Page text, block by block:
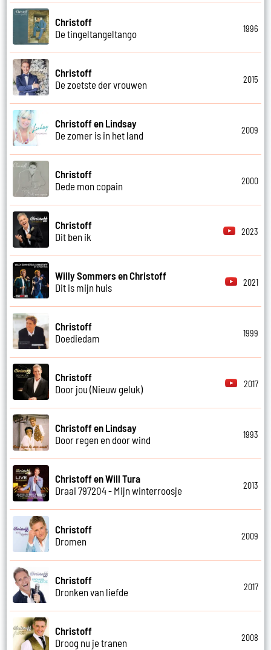
Christoff
De tingeltangeltango
1996
Christoff
De zoetste der vrouwen
2015
Christoff en Lindsay
De zomer is in het land
2009
Christoff
Dede mon copain
2000
Christoff
Dit ben ik
2023
Willy Sommers en Christoff
Dit is mijn huis
2021
Christoff
Doediedam
1999
Christoff
Door jou (Nieuw geluk)
2017
Christoff en Lindsay
Door regen en door wind
1993
Christoff en Will Tura
Draai 797204 - Mijn winterroosje
2013
Christoff
Dromen
2009
Christoff
Dronken van liefde
2017
Christoff
Droog nu je tranen
2008